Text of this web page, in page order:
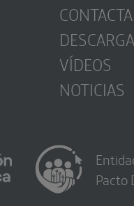
CONTACTA
VÍDEOS
NOTICIAS
Pacto